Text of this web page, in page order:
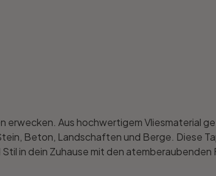
Aus hochwertigem Vliesmaterial
Beton, Landschaften und Berge. Diese
in dein Zuhause mit den